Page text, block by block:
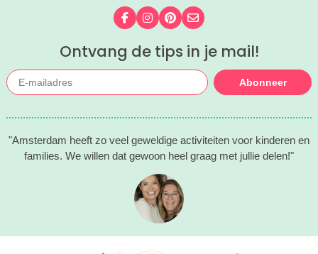
Volg ons op Facebook
Volg ons op Instagram
Volg ons op Pinterest
Mail ons
Ontvang de tips in je mail!
Abonneer
"Amsterdam heeft zo veel geweldige activiteiten voor kinderen en
families. We willen dat gewoon heel graag met jullie delen!"